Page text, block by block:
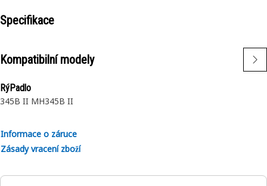
Specifikace
Kompatibilní modely
RýPadlo
345B II MH345B II
Informace o záruce
Zásady vracení zboží